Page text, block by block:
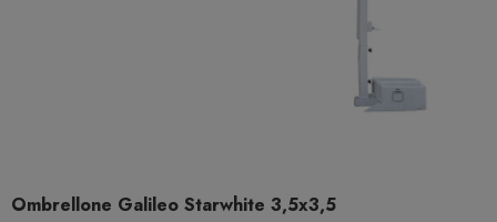
Ombrellone Galileo Starwhite 3,5x3,5